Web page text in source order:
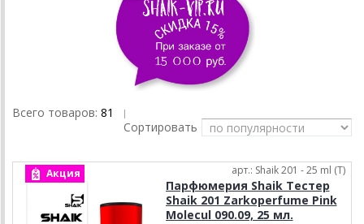
Всего товаров: 81 |
Сортировать
Акция арт.: Shaik 201 - 25 ml (T)
Парфюмерия Shaik Тестер
Shaik 201 Zarkoperfume Pink
Molecul 090.09, 25 мл.